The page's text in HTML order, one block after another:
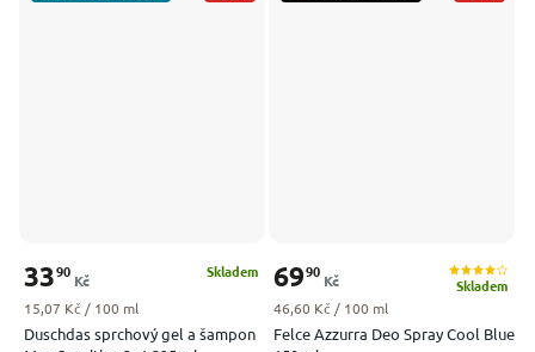
Duschdas sprchový gel a šampon
Skladem
3390
Kč
Měrná cena:
15,07 Kč / 100 ml
Felce Azzurra Deo Spray Cool Blue
Skladem
6990
Kč
Měrná cena:
46,60 Kč / 100 ml